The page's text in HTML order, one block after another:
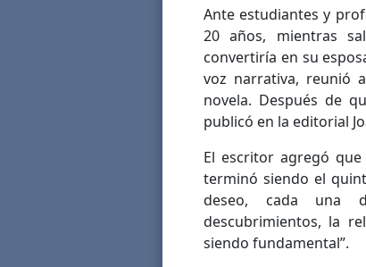
Ante estudiantes y
20 años, mientras
convertiría en su
voz narrativa, reunió
novela. Después de
publicó en la editorial
El escritor agregó
terminó siendo el
deseo, cada una
descubrimientos, la
siendo fundamental”.